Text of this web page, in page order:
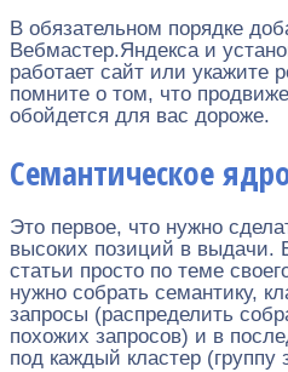
В обязательном порядке
Вебмастер.Яндекса и
работает сайт или укажите
помните о том, что
обойдется для вас дороже.
Семантическое
Это первое, что нужно
высоких позиций в выдачи.
статьи просто по теме
нужно собрать семантику,
запросы (распределить
похожих запросов) и в
под каждый кластер (группу